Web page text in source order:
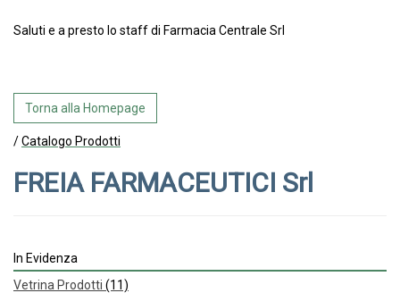
Saluti e a presto lo staff di Farmacia Centrale Srl
Torna alla Homepage
/Catalogo Prodotti
FREIA FARMACEUTICI Srl
In Evidenza
Vetrina Prodotti (11)